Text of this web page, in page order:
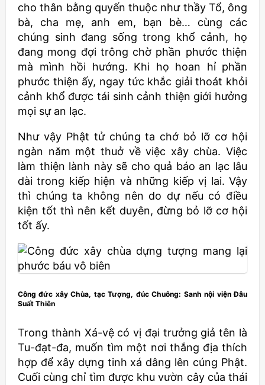
cho thân bằng quyến thuộc như thầy Tổ, ông
bà, cha mẹ, anh em, bạn bè… cùng các
chúng sinh đang sống trong khổ cảnh, họ
đang mong đợi trông chờ phần phước thiện
mà mình hồi hướng. Khi họ hoan hỉ phần
phước thiện ấy, ngay tức khắc giải thoát khỏi
cảnh khổ được tái sinh cảnh thiện giới hưởng
mọi sự an lạc.
Như vậy Phật tử chúng ta chớ bỏ lỡ cơ hội
ngàn năm một thuở về việc xây chùa. Việc
làm thiện lành này sẽ cho quả báo an lạc lâu
dài trong kiếp hiện và những kiếp vị lai. Vậy
thì chúng ta không nên do dự nếu có điều
kiện tốt thì nên kết duyên, đừng bỏ lỡ cơ hội
tốt ấy.
Công đức xây Chùa, tạc Tượng, đúc Chuông: Sanh nội viện Đâu
Suất Thiên
Trong thành Xá-vệ có vị đại trưởng giả tên là
Tu-đạt-đa, muốn tìm một nơi thắng địa thích
hợp để xây dựng tinh xá dâng lên cúng Phật.
Cuối cùng chỉ tìm được khu vườn cây của thái